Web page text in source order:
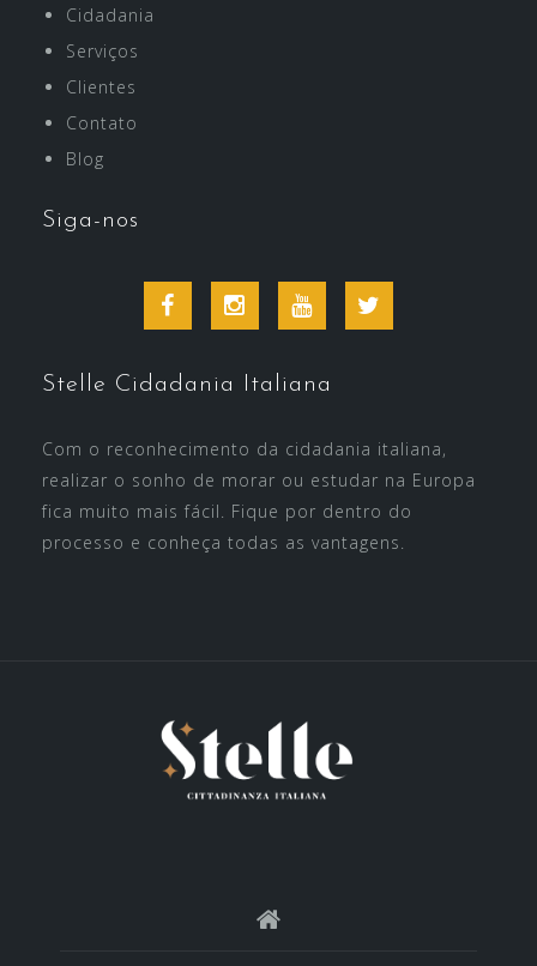
Cidadania
Serviços
Clientes
Contato
Blog
Siga-nos
Facebook InstagramYoutube
Stelle Cidadania Italiana
Com o reconhecimento da cidadania italiana,
realizar o sonho de morar ou estudar na Europa
fica muito mais fácil. Fique por dentro do
processo e conheça todas as vantagens.